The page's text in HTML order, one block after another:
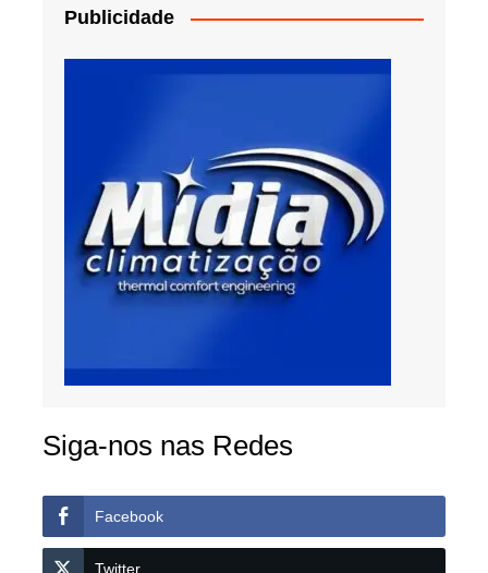
Publicidade
Siga-nos nas Redes
Facebook
Twitter